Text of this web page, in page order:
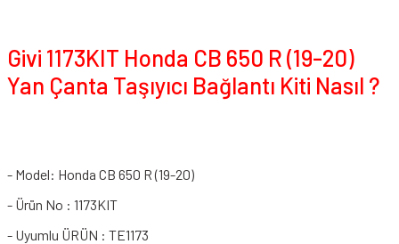
Givi 1173KIT Honda CB 650 R (19-20)
Yan Çanta Taşıyıcı Bağlantı Kiti Nasıl ?
- Model: Honda CB 650 R (19-20)
- Ürün No : 1173KIT
- Uyumlu ÜRÜN : TE1173